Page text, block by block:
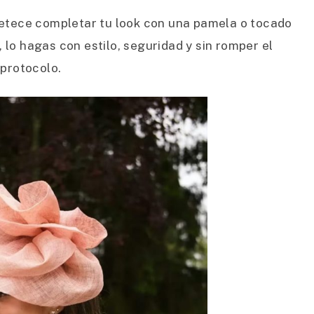
completar tu look con una pamela o tocado
hagas con estilo, seguridad y sin romper el
protocolo.